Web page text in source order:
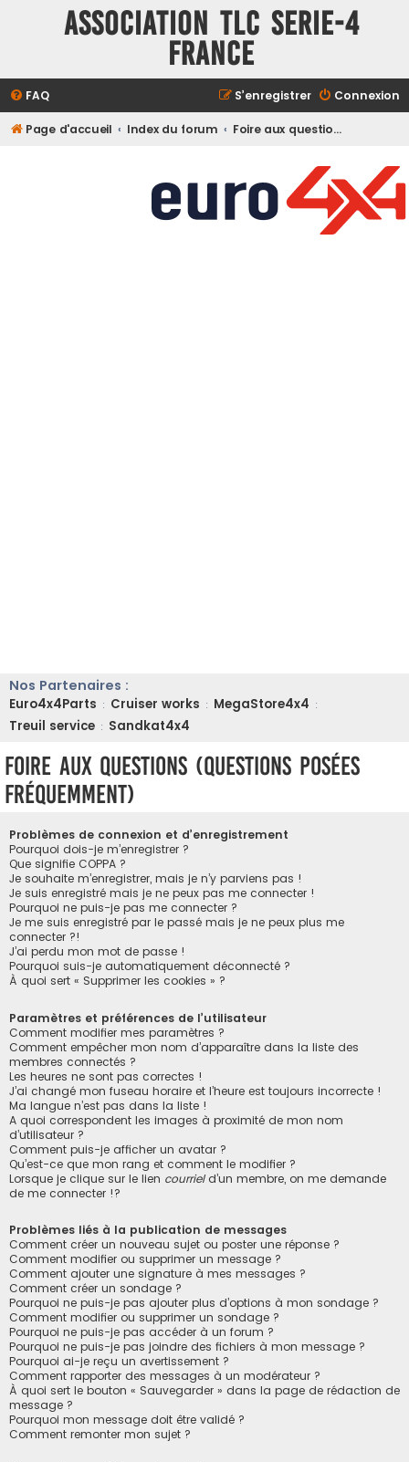
ASSOCIATION TLC SERIE-4
FRANCE
FAQ Connexion
S’enregistrer
Page d'accueil Index du forum Foire aux questions (Questions posées fréquemment)
Nos Partenaires :
Euro4x4Parts : Cruiser works : MegaStore4x4 :
Treuil service : Sandkat4x4
Foire aux questions (Questions posées
fréquemment)
Problèmes de connexion et d’enregistrement
Pourquoi dois-je m’enregistrer ?
Que signifie COPPA ?
Je souhaite m’enregistrer, mais je n’y parviens pas !
Je suis enregistré mais je ne peux pas me connecter !
Pourquoi ne puis-je pas me connecter ?
Je me suis enregistré par le passé mais je ne peux plus me
connecter ?!
J’ai perdu mon mot de passe !
Pourquoi suis-je automatiquement déconnecté ?
À quoi sert « Supprimer les cookies » ?
Paramètres et préférences de l’utilisateur
Comment modifier mes paramètres ?
Comment empêcher mon nom d’apparaître dans la liste des
membres connectés ?
Les heures ne sont pas correctes !
J’ai changé mon fuseau horaire et l’heure est toujours incorrecte !
Ma langue n’est pas dans la liste !
A quoi correspondent les images à proximité de mon nom
d’utilisateur ?
Comment puis-je afficher un avatar ?
Qu’est-ce que mon rang et comment le modifier ?
Lorsque je clique sur le lien courrield’un membre, on me demande
de me connecter !?
Problèmes liés à la publication de messages
Comment créer un nouveau sujet ou poster une réponse ?
Comment modifier ou supprimer un message ?
Comment ajouter une signature à mes messages ?
Comment créer un sondage ?
Pourquoi ne puis-je pas ajouter plus d’options à mon sondage ?
Comment modifier ou supprimer un sondage ?
Pourquoi ne puis-je pas accéder à un forum ?
Pourquoi ne puis-je pas joindre des fichiers à mon message ?
Pourquoi ai-je reçu un avertissement ?
Comment rapporter des messages à un modérateur ?
À quoi sert le bouton « Sauvegarder » dans la page de rédaction de
message ?
Pourquoi mon message doit être validé ?
Comment remonter mon sujet ?